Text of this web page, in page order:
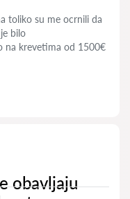
toliko su me ocrnili da
bilo
na krevetima od 1500€
obavljaju